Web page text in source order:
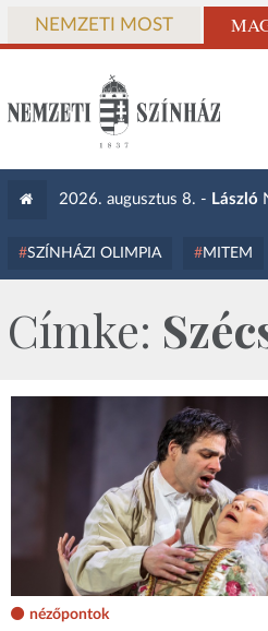
NEMZETI MOST
2026. augusztus 8. - László
SZÍNHÁZI OLIMPIA MITEM
Címke:
nézőpontok